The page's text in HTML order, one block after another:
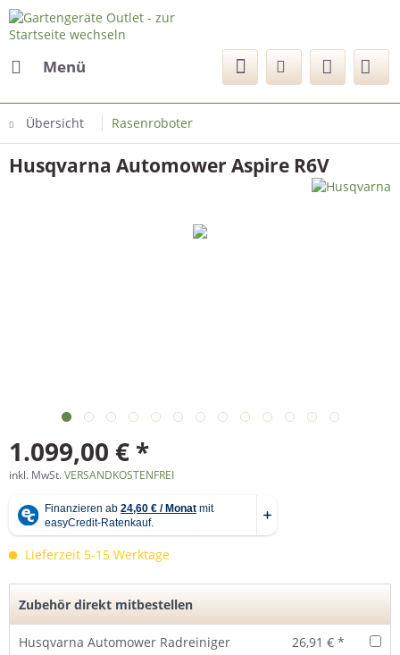
Menü
Übersicht Rasenroboter
Husqvarna Automower Aspire R6V
1.099,00 € *
inkl. MwSt.VERSANDKOSTENFREI
Lieferzeit 5-15 Werktage
Zubehör direkt mitbestellen
Husqvarna Automower Radreiniger 26,91 € *